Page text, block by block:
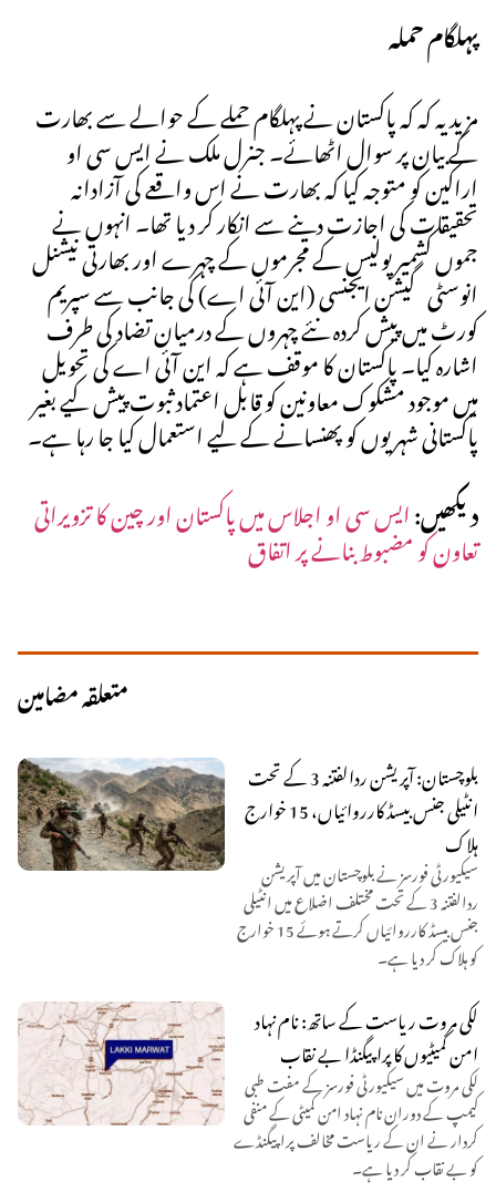
پہلگام حملہ
مزید یہ کہ کہ پاکستان نے پہلگام حملے کے حوالے سے بھارت
کے بیان پر سوال اٹھائے۔ جنرل ملک نے ایس سی او
اراکین کو متوجہ کیا کہ بھارت نے اس واقعے کی آزادانہ
تحقیقات کی اجازت دینے سے انکار کر دیا تھا۔ انہوں نے
جموں کشمیر پولیس کے مجرموں کے چہرے اور بھارتی نیشنل
انوسٹی گیشن ایجنسی (این آئی اے) کی جانب سے سپریم
کورٹ میں پیش کردہ نئے چہروں کے درمیان تضاد کی طرف
اشارہ کیا۔ پاکستان کا موقف ہے کہ این آئی اے کی تحویل
میں موجود مشکوک معاونین کو قابل اعتماد ثبوت پیش کیے بغیر
پاکستانی شہریوں کو پھنسانے کے لیے استعمال کیا جا رہا ہے۔
دیکھیں:ایس سی او اجلاس میں پاکستان اور چین کا تزویراتی
تعاون کو مضبوط بنانے پر اتفاق
متعلقہ مضامین
بلوچستان: آپریشن ردالفتنہ 3 کے تحت
انٹیلی جنس بیسڈ کارروائیاں، 15 خوارج
ہلاک
سیکیورٹی فورسز نے بلوچستان میں آپریشن
ردالفتنہ 3 کے تحت مختلف اضلاع میں انٹیلی
جنس بیسڈ کارروائیاں کرتے ہوئے 15 خوارج
کو ہلاک کر دیا ہے۔
لکی مروت ریاست کے ساتھ: نام نہاد
امن کمیٹیوں کا پراپیگنڈا بے نقاب
لکی مروت میں سیکیورٹی فورسز کے مفت طبی
کیمپ کے دوران نام نہاد امن کمیٹی کے منفی
کردار نے ان کے ریاست مخالف پراپیگنڈے
کو بے نقاب کر دیا ہے۔